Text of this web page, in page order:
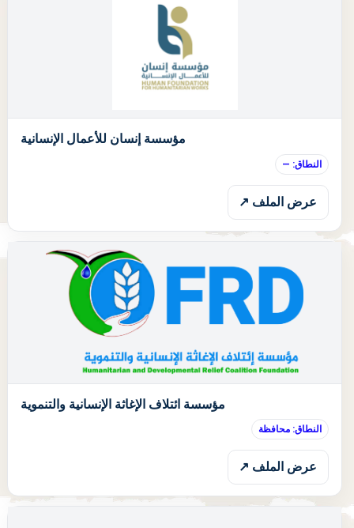
مؤسسة إنسان للأعمال الإنسانية
النطاق: —
عرض الملف ↗
مؤسسة ائتلاف الإغاثة الإنسانية والتنموية
النطاق: محافظة
عرض الملف ↗